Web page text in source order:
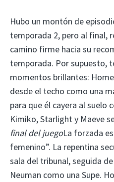
Hubo un montón de
temporada 2, pero al final,
camino firme hacia su
temporada. Por supuesto,
momentos brillantes:
desde el techo como una
para que él cayera al suelo
Kimiko, Starlight y Maeve
final del juegoLa forzada
femenino”. La repentina
sala del tribunal, seguida
Neuman como una Supe.